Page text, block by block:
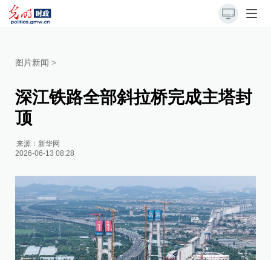
图片新闻 >
深江铁路全部斜拉桥完成主塔封
顶
来源： 新华网
2026-06-13 08:28